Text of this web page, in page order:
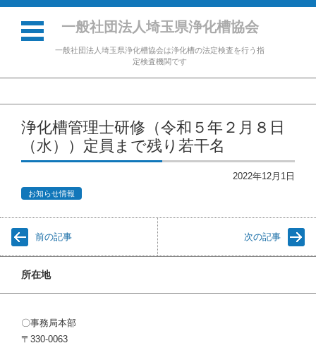
一般社団法人埼玉県浄化槽協会
一般社団法人埼玉県浄化槽協会は浄化槽の法定検査を行う指
定検査機関です
コンテンツに移動
浄化槽管理士研修（令和５年２月８日
（水））定員まで残り若干名
2022年12月1日
お知らせ情報
前の記事 次の記事
所在地
〇事務局本部
〒330-0063